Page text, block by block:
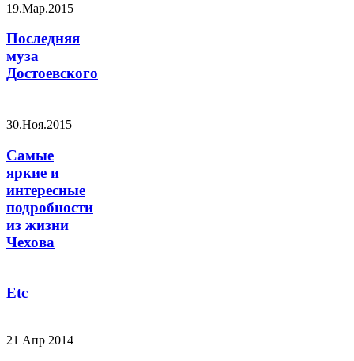
19.Мар.2015
Последняя
муза
Достоевского
30.Ноя.2015
Самые
яркие и
интересные
подробности
из жизни
Чехова
Etc
21 Апр 2014